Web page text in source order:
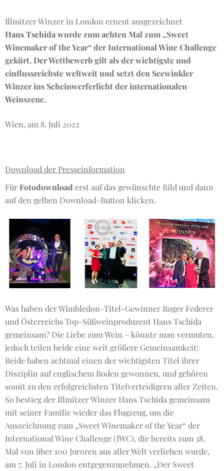
Illmitzer Winzer in London erneut ausgezeichnet
Hans Tschida wurde zum achten Mal zum „Sweet
Winemaker of the Year“ der International Wine Challenge
gekürt. Der Wettbewerb gilt als der wichtigste und
einflussreichste weltweit und setzt den Seewinkler
Winzer ins Scheinwerferlicht der internationalen
Weinszene.
Wien, am 8. Juli 2022
Download der Presseinformation
Für Fotodownload erst auf das gewünschte Bild und dann
auf den gelben Download-Button klicken.
Was haben der Wimbledon-Titel-Gewinner Roger Federer
und Österreichs Top-Süßweinproduzent Hans Tschida
gemeinsam? Die Liebe zum Wein – könnte man vermuten,
jedoch teilen beide eine weit größere Gemeinsamkeit:
Beide haben achtmal einen der wichtigsten Titel ihrer
Disziplin auf englischem Boden gewonnen, und gehören
somit zu den erfolgreichsten Titelverteidigern aller Zeiten.
So bestieg der Illmitzer Winzer Hans Tschida gemeinsam
mit seiner Familie wieder das Flugzeug, um die
Auszeichnung zum „Sweet Winemaker of the Year“ der
International Wine Challenge (IWC), die bereits zum 38.
Mal von über 100 Juroren aus aller Welt verliehen wurde,
am 7. Juli in London entgegenzunehmen. „Der Sweet